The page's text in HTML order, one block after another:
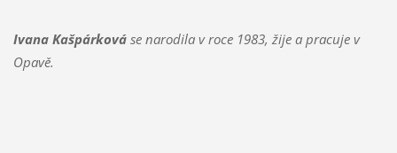
Ivana Kašpárková se narodila v roce 1983, žije a pracuje v
Opavě.